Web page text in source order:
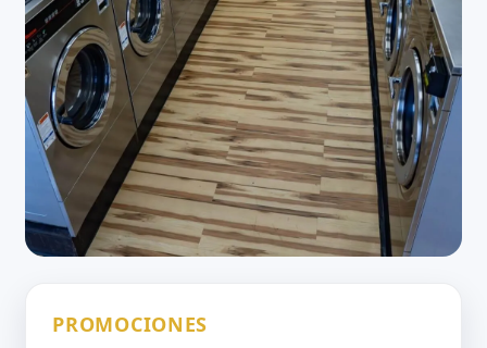
PROMOCIONES